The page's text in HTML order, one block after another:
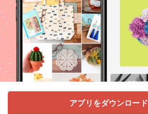
アプリをダウンロード